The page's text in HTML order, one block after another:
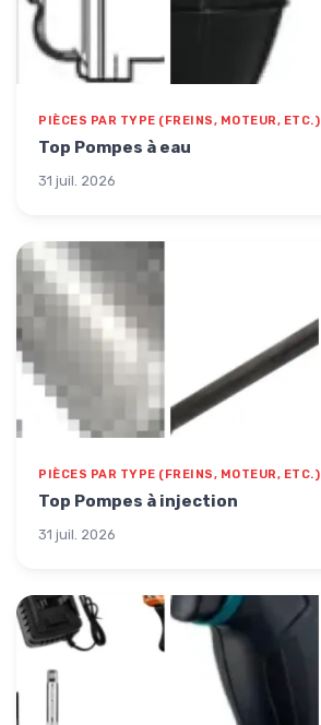
PIÈCES PAR TYPE (FREINS, MOTEUR, ETC.)
Top Pompes à eau
31 juil. 2026
PIÈCES PAR TYPE (FREINS, MOTEUR, ETC.)
Top Pompes à injection
31 juil. 2026